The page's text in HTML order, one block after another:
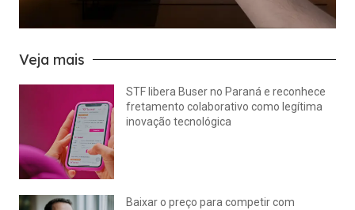
Veja mais
STF libera Buser no Paraná e reconhece
fretamento colaborativo como legítima
inovação tecnológica
Baixar o preço para competir com